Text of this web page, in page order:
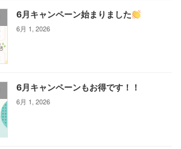
6月キャンペーン始まりました
6月 1, 2026
6月キャンペーンもお得です！！
6月 1, 2026